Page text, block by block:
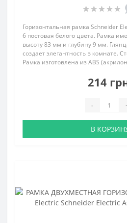
Горизонтальная рамка Schneider
6 постовая белого цвета. Рамка
высоту 83 мм и глубину 9 мм.
создает элегантность в комнате.
Рамка изготовлена из ABS
214
-
В